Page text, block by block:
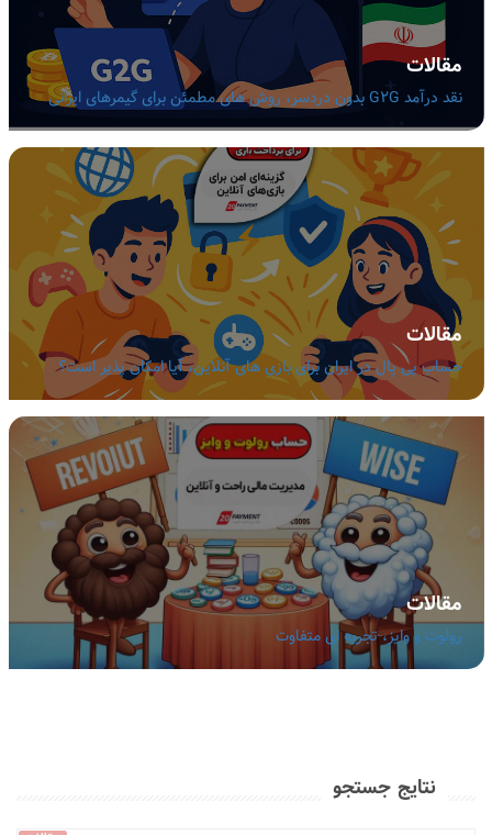
مقالات
نقد درآمد G2G بدون دردسر، روش های مطمئن برای گیمرهای ایرانی
مقالات
حساب پی پال در ایران برای بازی های آنلاین، آیا امکان پذیر است؟
مقالات
رولوت و وایز، تجربه ای متفاوت
نتایج جستجو